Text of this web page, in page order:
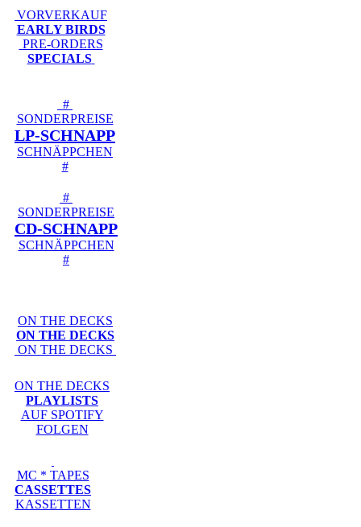
VORVERKAUF
EARLY BIRDS
PRE-ORDERS
SPECIALS
#
SONDERPREISE
LP-SCHNAPP
SCHNÄPPCHEN
#
#
SONDERPREISE
CD-SCHNAPP
SCHNÄPPCHEN
#
ON THE DECKS
ON THE DECKS
ON THE DECKS
ON THE DECKS
PLAYLISTS
AUF SPOTIFY
FOLGEN
MC * TAPES
CASSETTES
KASSETTEN